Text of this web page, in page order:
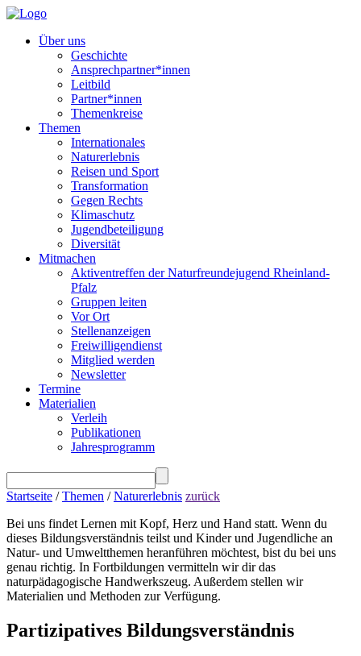
Über uns
Geschichte
Ansprechpartner*innen
Leitbild
Partner*innen
Themenkreise
Themen
Internationales
Naturerlebnis
Reisen und Sport
Transformation
Gegen Rechts
Klimaschutz
Jugendbeteiligung
Diversität
Mitmachen
Aktiventreffen der Naturfreundejugend Rheinland-
Pfalz
Gruppen leiten
Vor Ort
Stellenanzeigen
Freiwilligendienst
Mitglied werden
Newsletter
Termine
Materialien
Verleih
Publikationen
Jahresprogramm
Startseite /Themen /Naturerlebnis zurück
Bei uns findet Lernen mit Kopf, Herz und Hand statt. Wenn du
dieses Bildungsverständnis teilst und Kinder und Jugendliche an
Natur- und Umweltthemen heranführen möchtest, bist du bei uns
genau richtig. In Fortbildungen vermitteln wir dir das
naturpädagogische Handwerkszeug. Außerdem stellen wir
Materialien und Methoden zur Verfügung.
Partizipatives Bildungsverständnis